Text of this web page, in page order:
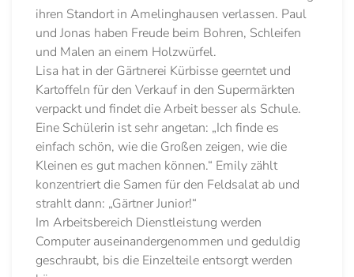
ihren Standort in Amelinghausen verlassen. Paul
und Jonas haben Freude beim Bohren, Schleifen
und Malen an einem Holzwürfel.
Lisa hat in der Gärtnerei Kürbisse geerntet und
Kartoffeln für den Verkauf in den Supermärkten
verpackt und findet die Arbeit besser als Schule.
Eine Schülerin ist sehr angetan: „Ich finde es
einfach schön, wie die Großen zeigen, wie die
Kleinen es gut machen können.“ Emily zählt
konzentriert die Samen für den Feldsalat ab und
strahlt dann: „Gärtner Junior!“
Im Arbeitsbereich Dienstleistung werden
Computer auseinandergenommen und geduldig
geschraubt, bis die Einzelteile entsorgt werden